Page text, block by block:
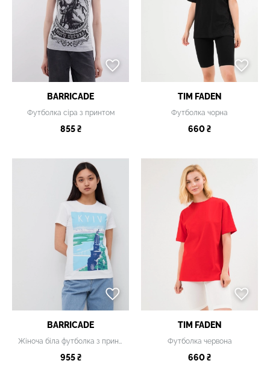
BARRICADE
Футболка сіра з принтом
855 ₴
TIM FADEN
Футболка чорна
660 ₴
BARRICADE
Жіноча біла футболка з принтом
955 ₴
TIM FADEN
Футболка червона
660 ₴